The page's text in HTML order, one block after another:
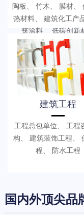
陶板、 竹木、 膜材、
热材料、 建筑化工产
筑涂料、 低碳创新
建筑工程
工程总包单位、 工程
构、 建筑装饰工程、
程、 防水工程
国内外顶尖品